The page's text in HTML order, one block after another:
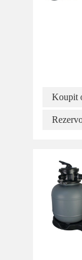
Koupit